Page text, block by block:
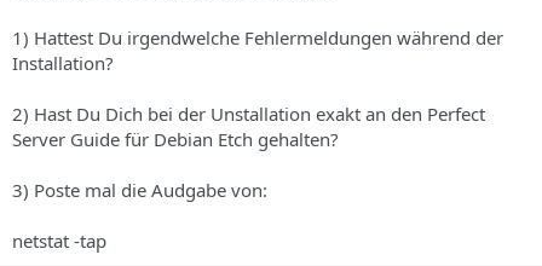
1) Hattest Du irgendwelche Fehlermeldungen während der
Installation?
2) Hast Du Dich bei der Unstallation exakt an den Perfect
Server Guide für Debian Etch gehalten?
3) Poste mal die Audgabe von:
netstat -tap